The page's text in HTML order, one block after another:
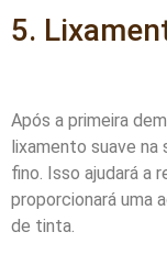
5.
Após a primeira
lixamento suave
fino. Isso ajudará a
proporcionará uma
de tinta.